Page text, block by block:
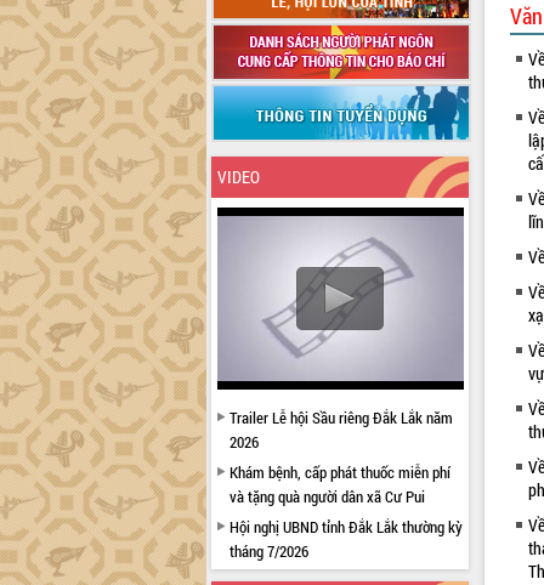
VIDEO
Trailer Lễ hội Sầu riêng Đắk Lắk năm
2026
Khám bệnh, cấp phát thuốc miễn phí
và tặng quà người dân xã Cư Pui
Hội nghị UBND tỉnh Đắk Lắk thường kỳ
tháng 7/2026